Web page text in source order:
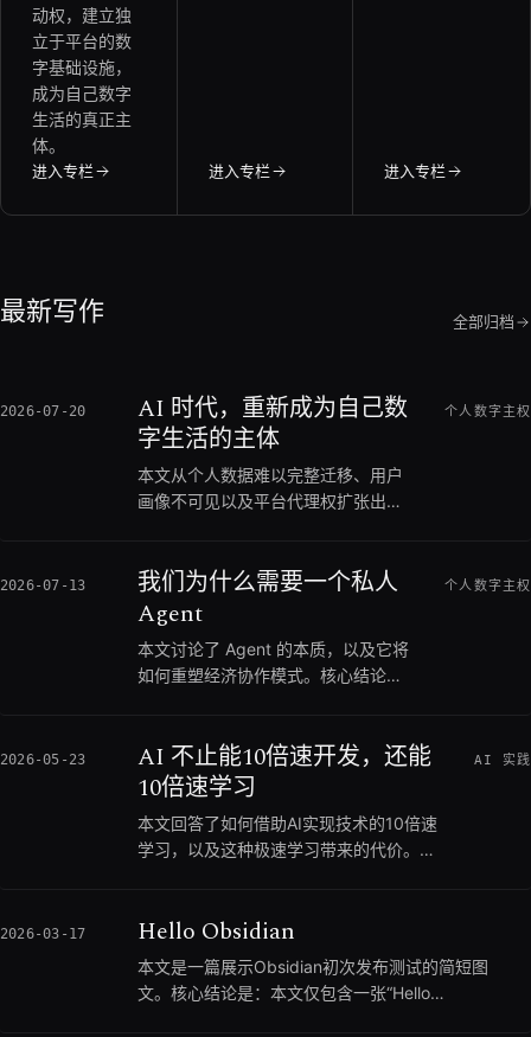
动权，建立独
立于平台的数
字基础设施，
成为自己数字
生活的真正主
体。
进入专栏 进入专栏 进入专栏
最新写作 全部归档
2026-07-20
AI 时代，重新成为自己数
字生活的主体
本文从个人数据难以完整迁移、用户
画像不可见以及平台代理权扩张出
仓库、可纠正的私人 Agent、公开数
字接口、身份授权审计、开放发现与
信用网络五层最小架构。文章进一步
讨论 AI Agent 可能同时加速平台控制
与去中介化协作，主张通过开放协
个人数字主权
2026-07-13
我们为什么需要一个私人
Agent
本文讨论了 Agent 的本质，以及它将
如何重塑经济协作模式。核心结论
来一个人人拥有数据主权、点对点高
效交易的去中心化时代。如果你正在
济的演变，可以优先关注本文的宏观
推演；但如果你仅仅寻找开发 Agent
个人数字主权
2026-05-23
AI 不止能10倍速开发，还能
10倍速学习
本文回答了如何借助AI实现技术的10倍速
学习，以及这种极速学习带来的代价。核
码试错成本，在短时间内掌握新技术的骨
乏“血肉”，难以形成深度的技术直觉。在
AI时代，工程师的核心竞争力将向判断力
AI 实践
2026-03-17 Hello Obsidian
本文是一篇展示Obsidian初次发布测试的简短图
文。核心结论是：本文仅包含一张“Hello